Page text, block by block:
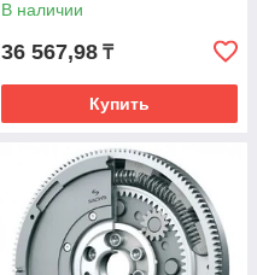
В наличии
36 567,98 ₸
Купить